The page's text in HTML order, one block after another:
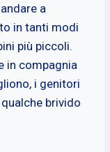
a
in tanti modi
più piccoli.
in compagnia
i genitori
brivido